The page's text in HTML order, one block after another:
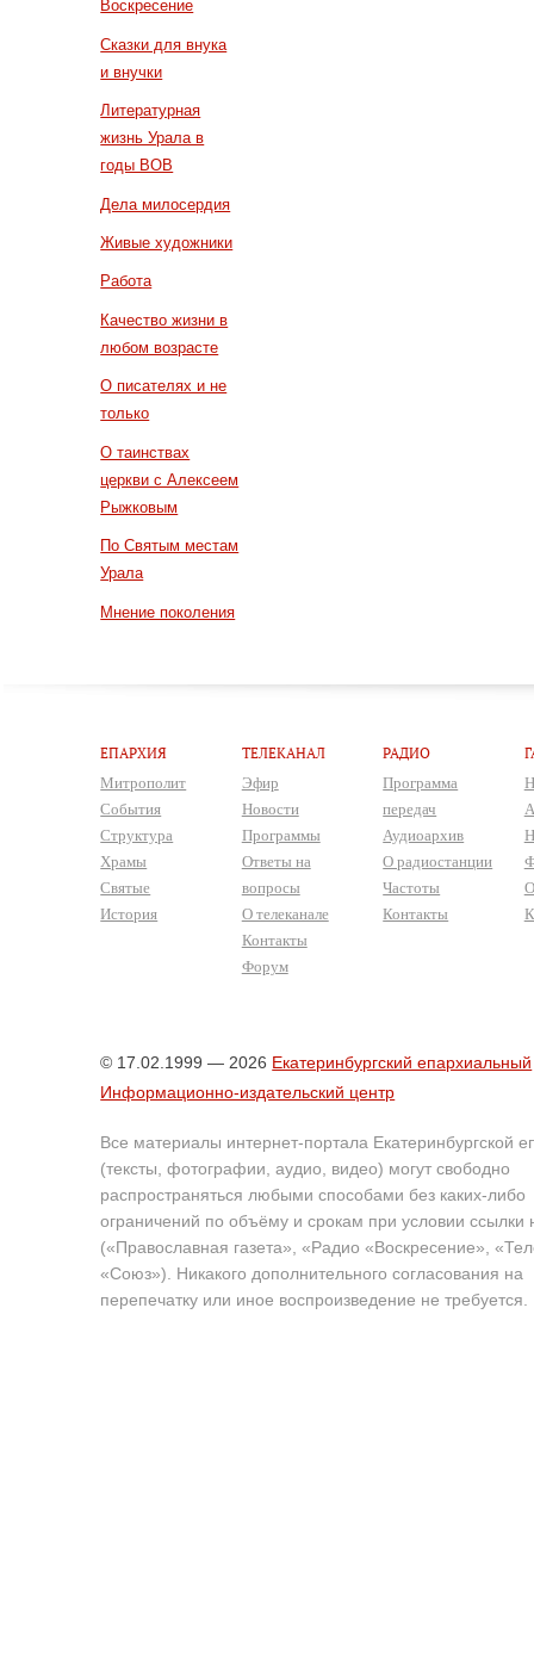
Воскресение
Сказки для внука
и внучки
Литературная
жизнь Урала в
годы ВОВ
Дела милосердия
Живые художники
Работа
Качество жизни в
любом возрасте
О писателях и не
только
О таинствах
церкви с Алексеем
Рыжковым
По Святым местам
Урала
Мнение поколения
ЕПАРХИЯ
Митрополит
События
Структура
Храмы
Святые
История
ТЕЛЕКАНАЛ
Эфир
Новости
Программы
Ответы на
вопросы
О телеканале
Контакты
Форум
РАДИО
Программа
передач
Аудиоархив
О радиостанции
Частоты
Контакты
© 17.02.1999 — 2026 Екатеринбургский епархиальный
Информационно-издательский центр
Все материалы интернет-портала Екатеринбургской
(тексты, фотографии, аудио, видео) могут свободно
распространяться любыми способами без каких-либо
ограничений по объёму и срокам при условии ссылки
(«Православная газета», «Радио «Воскресение»,
«Союз»). Никакого дополнительного согласования на
перепечатку или иное воспроизведение не требуется.